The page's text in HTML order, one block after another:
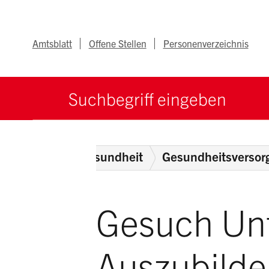
Metanav
Amtsblatt Offene Stellen Personenverzeichnis
Suchbegriff
Gesundheit
Gesuch